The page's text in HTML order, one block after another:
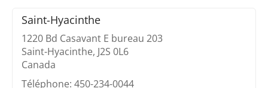
Saint-Hyacinthe
1220 Bd Casavant E bureau 203
Saint-Hyacinthe, J2S 0L6
Canada
Téléphone: 450-234-0044